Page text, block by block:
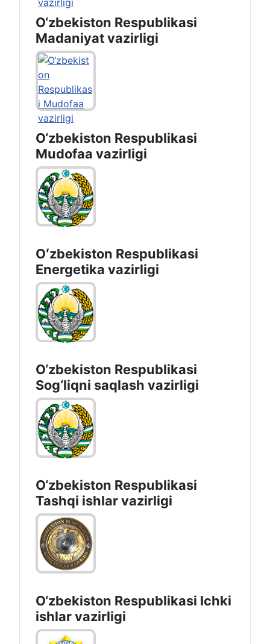
O‘zbekiston Respublikasi
Madaniyat vazirligi
O‘zbekiston Respublikasi
Mudofaa vazirligi
Oʻzbekiston Respublikasi
Energetika vazirligi
O‘zbеkistоn Rеspublikаsi
Sоg‘liqni saqlash vаzirligi
O‘zbеkistоn Rеspublikаsi
Tashqi ishlаr vаzirligi
O‘zbеkiston Rеspublikаsi Ichki
ishlаr vаzirligi